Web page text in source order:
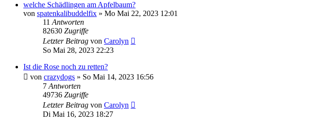
welche Schädlingen am Apfelbaum?
von spatenkalibuddelfix » Mo Mai 22, 2023 12:01
11 Antworten
82630 Zugriffe
Letzter Beitrag von Carolyn
So Mai 28, 2023 22:23
Ist die Rose noch zu retten?
von crazydogs » So Mai 14, 2023 16:56
7 Antworten
49736 Zugriffe
Letzter Beitrag von Carolyn
Di Mai 16, 2023 18:27